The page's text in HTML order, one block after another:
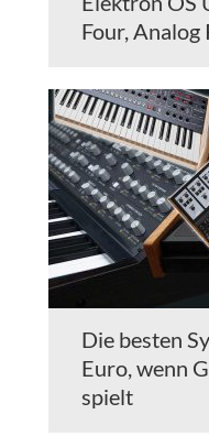
Four,
Die besten
Euro, wenn
spielt